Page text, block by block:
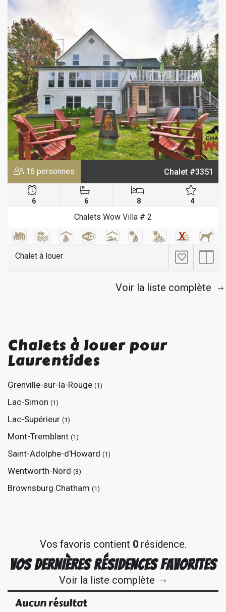
16 personnes Chalet #3351
6 6 8 4
Chalets Wow Villa # 2
Chalet à louer
Voir la liste complète
Chalets à louer pour
Laurentides
Grenville-sur-la-Rouge (1)
Lac-Simon (1)
Lac-Supérieur (1)
Mont-Tremblant (1)
Saint-Adolphe-d'Howard (1)
Wentworth-Nord (3)
Brownsburg Chatham (1)
Vos favoris contient 0résidence.
VOS DERNIÈRES RÉSIDENCES FAVORITES
Voir la liste complète
Aucun résultat